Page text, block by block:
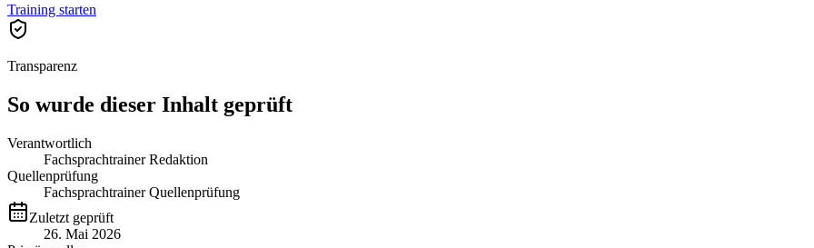
Training starten
Transparenz
So wurde dieser Inhalt geprüft
Verantwortlich
Fachsprachtrainer Redaktion
Quellenprüfung
Fachsprachtrainer Quellenprüfung
Zuletzt geprüft
26. Mai 2026